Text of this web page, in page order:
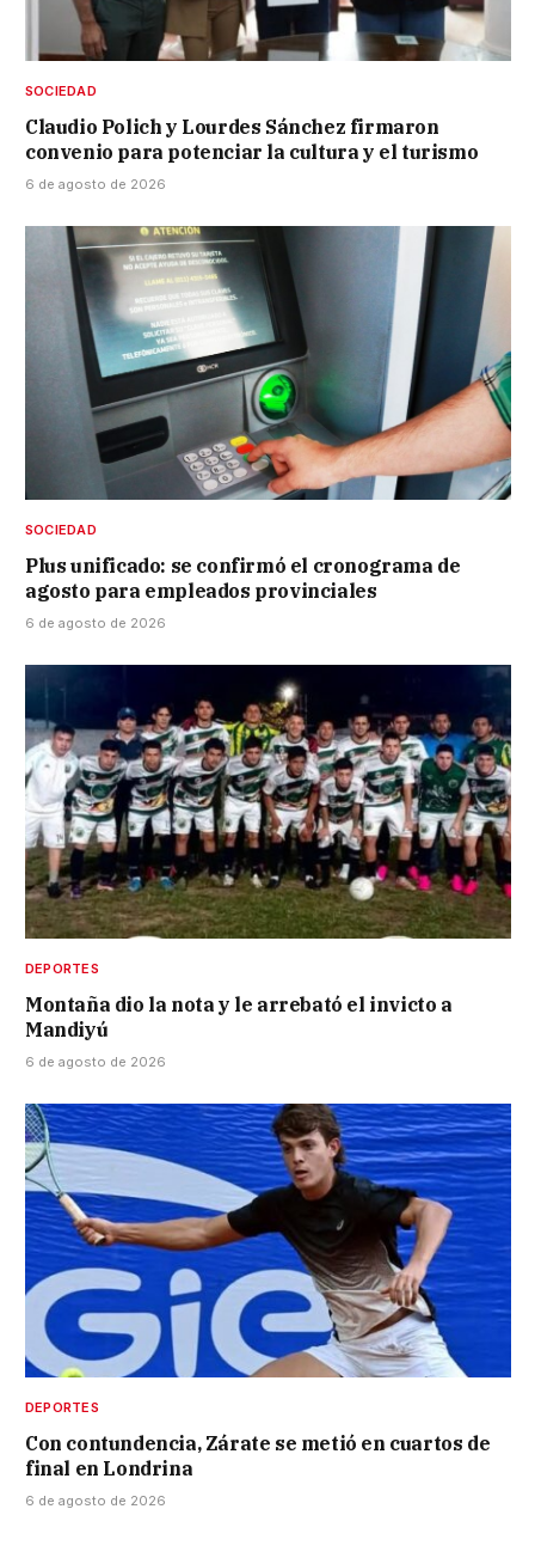
SOCIEDAD
Claudio Polich y Lourdes Sánchez firmaron
convenio para potenciar la cultura y el turismo
6 de agosto de 2026
SOCIEDAD
Plus unificado: se confirmó el cronograma de
agosto para empleados provinciales
6 de agosto de 2026
DEPORTES
Montaña dio la nota y le arrebató el invicto a
Mandiyú
6 de agosto de 2026
DEPORTES
Con contundencia, Zárate se metió en cuartos de
final en Londrina
6 de agosto de 2026